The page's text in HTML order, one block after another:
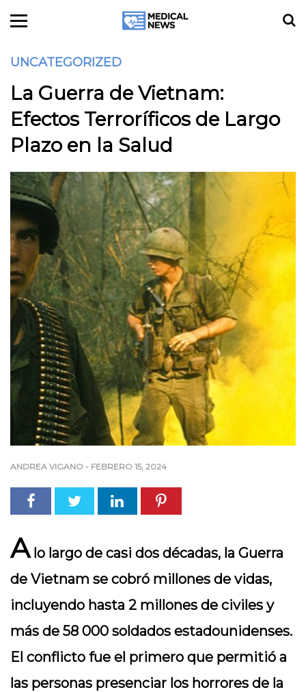
UNCATEGORIZED
La Guerra de Vietnam:
Efectos Terroríficos de Largo
Plazo en la Salud
ANDREA VIGANO - FEBRERO 15, 2024
Alo largo de casi dos décadas, la Guerra
de Vietnam se cobró millones de vidas,
incluyendo hasta 2 millones de civiles y
más de 58 000 soldados estadounidenses.
El conflicto fue el primero que permitió a
las personas presenciar los horrores de la